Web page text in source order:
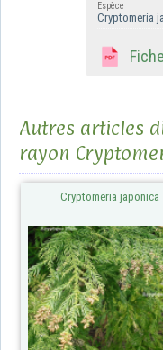
Espèce
Cryptomeria
Autres articles
rayon
Cryptomeria japonica